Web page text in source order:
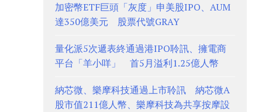
加密幣ETF巨頭「灰度」申美股IPO、AUM
達350億美元 股票代號GRAY
量化派5次遞表終通過港IPO聆訊、擁電商
平台「羊小咩」 首5月溢利1.25億人幣
納芯微、樂摩科技通過上市聆訊 納芯微A
股市值211億人幣、樂摩科技為共享按摩設